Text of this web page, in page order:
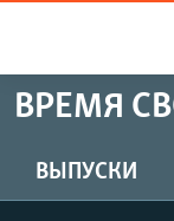
Вернуться
к
ПОДКАСТЫ
ВРЕМЯ
ВЫПУСКИ